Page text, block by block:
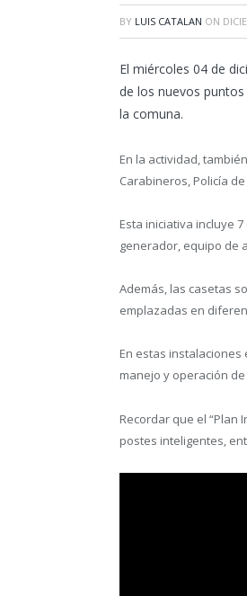
BY LUIS CATALAN ON
El miércoles 04 de
de los nuevos
la comuna.
En la actividad,
Carabineros, Policía
Esta iniciativa incluye
generador, equipo de
Además, las casetas
emplazadas en
En estas
manejo y operación
Recordar que el “Plan
postes inteligentes,